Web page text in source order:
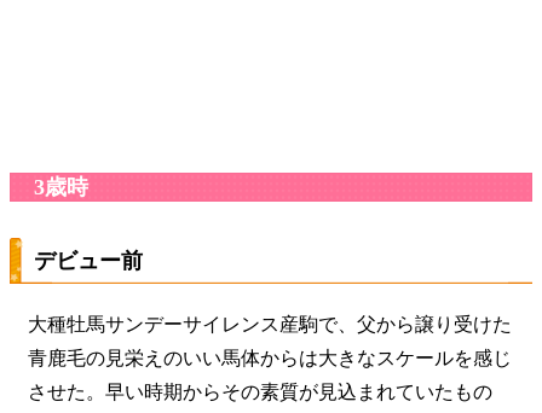
3歳時
デビュー前
大種牡馬サンデーサイレンス産駒で、父から譲り受けた
青鹿毛の見栄えのいい馬体からは大きなスケールを感じ
させた。早い時期からその素質が見込まれていたもの